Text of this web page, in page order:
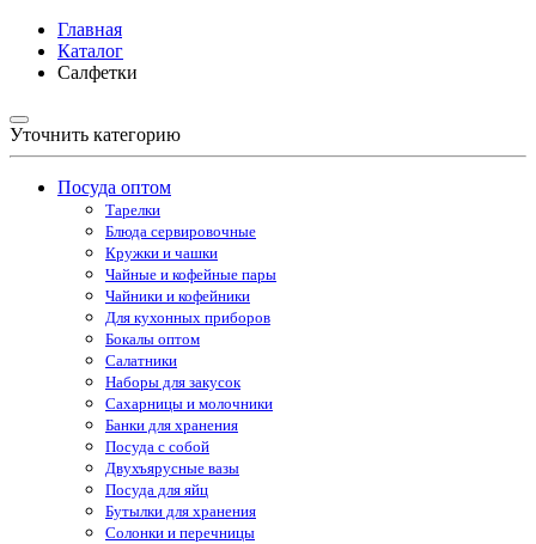
Главная
Каталог
Салфетки
Уточнить категорию
Посуда оптом
Тарелки
Блюда сервировочные
Кружки и чашки
Чайные и кофейные пары
Чайники и кофейники
Для кухонных приборов
Бокалы оптом
Салатники
Наборы для закусок
Сахарницы и молочники
Банки для хранения
Посуда с собой
Двухъярусные вазы
Посуда для яйц
Бутылки для хранения
Солонки и перечницы